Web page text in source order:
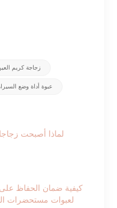
زجاجة كريم
عبوة أداة وضع
لماذا أصبحت
كيفية ضمان الحفاظ على
لعبوات مستحضرات